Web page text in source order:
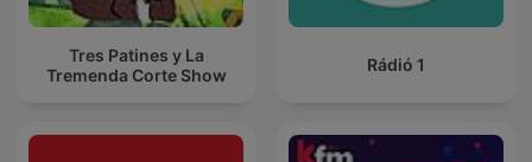
Tres Patines y La
Tremenda Corte Show
Rádió 1